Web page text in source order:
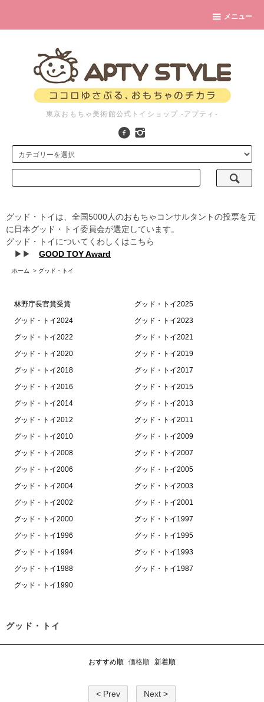
メニュー
東京おもちゃ美術館公式トイショップ -アプティ-
グッド・トイは、全国5000人のおもちゃコンサルタントの投票を元
に日本グッド・トイ委員会が選定しています。
グッド・トイについてくわしくはこちら
▶▶ GOOD TOY Award
ホーム > グッド・トイ
林野庁長官賞受賞
グッド・トイ2025
グッド・トイ2024
グッド・トイ2023
グッド・トイ2022
グッド・トイ2021
グッド・トイ2020
グッド・トイ2019
グッド・トイ2018
グッド・トイ2017
グッド・トイ2016
グッド・トイ2015
グッド・トイ2014
グッド・トイ2013
グッド・トイ2012
グッド・トイ2011
グッド・トイ2010
グッド・トイ2009
グッド・トイ2008
グッド・トイ2007
グッド・トイ2006
グッド・トイ2005
グッド・トイ2004
グッド・トイ2003
グッド・トイ2002
グッド・トイ2001
グッド・トイ2000
グッド・トイ1997
グッド・トイ1996
グッド・トイ1995
グッド・トイ1994
グッド・トイ1993
グッド・トイ1988
グッド・トイ1987
グッド・トイ1990
グッド・トイ
おすすめ順 価格順 新着順
< Prev Next >